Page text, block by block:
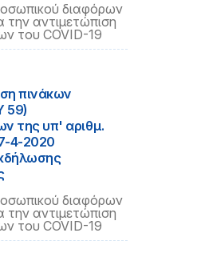
διαφόρων
την αντιμετώπιση
του COVID-19
πινάκων
59)
της υπ' αριθμ.
4-2020
διαφόρων
την αντιμετώπιση
του COVID-19